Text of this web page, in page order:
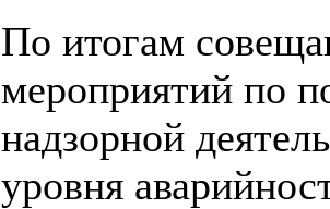
По итогам
мероприятий по
надзорной
уровня